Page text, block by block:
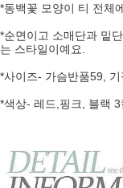
*동백꽃 모양이 티 전체
*순면이고 소매단과 밑
는 스타일이예요.
*사이즈- 가슴반품59,
*색상- 레드,핑크, 블랙 3